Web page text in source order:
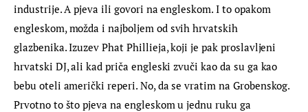
industrije. A pjeva ili govori na engleskom. I to opakom
engleskom, možda i najboljem od svih hrvatskih
glazbenika. Izuzev Phat Phillieja, koji je pak proslavljeni
hrvatski DJ, ali kad priča engleski zvuči kao da su ga kao
bebu oteli američki reperi. No, da se vratim na Grobenskog.
Prvotno to što pjeva na engleskom u jednu ruku ga